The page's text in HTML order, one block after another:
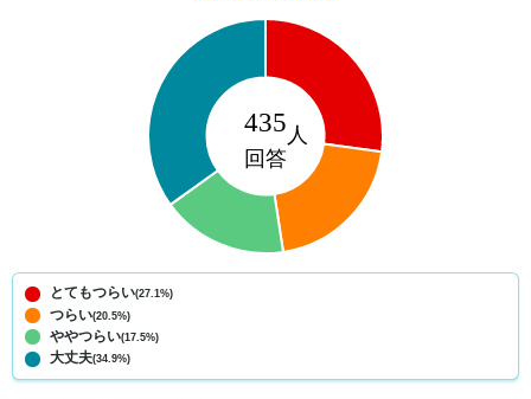
とてもつらい(27.1%)
つらい(20.5%)
ややつらい(17.5%)
大丈夫(34.9%)